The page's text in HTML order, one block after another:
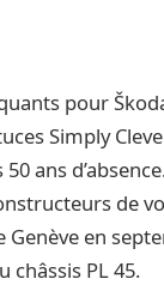
pour
Simply
ans
de
en
PL 45.